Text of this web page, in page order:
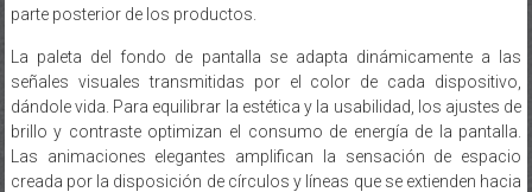
parte posterior de los productos.
La paleta del fondo de pantalla se adapta dinámicamente a las
señales visuales transmitidas por el color de cada dispositivo,
dándole vida. Para equilibrar la estética y la usabilidad, los ajustes de
brillo y contraste optimizan el consumo de energía de la pantalla.
Las animaciones elegantes amplifican la sensación de espacio
creada por la disposición de círculos y líneas que se extienden hacia